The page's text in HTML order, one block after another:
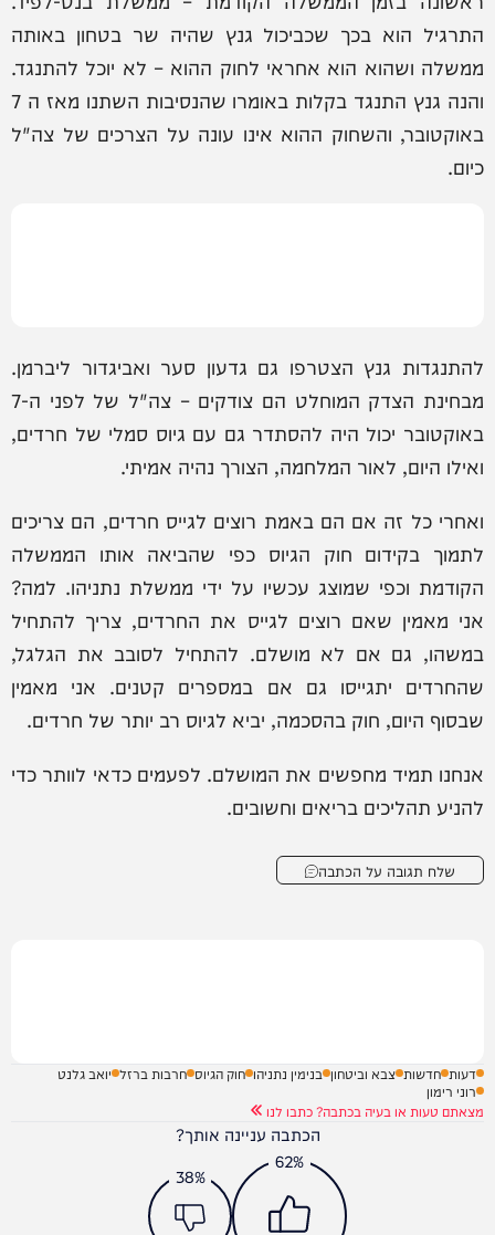
התרגיל הוא בכך שכביכול גנץ שהיה שר בטחון באותה
ממשלה ושהוא הוא אחראי לחוק ההוא – לא יוכל להתנגד.
והנה גנץ התנגד בקלות באומרו שהנסיבות השתנו מאז ה 7
באוקטובר, והשחוק ההוא אינו עונה על הצרכים של צה"ל
כיום.
להתנגדות גנץ הצטרפו גם גדעון סער ואביגדור ליברמן.
מבחינת הצדק המוחלט הם צודקים – צה"ל של לפני ה-7
באוקטובר יכול היה להסתדר גם עם גיוס סמלי של חרדים,
ואילו היום, לאור המלחמה, הצורך נהיה אמיתי.
ואחרי כל זה אם הם באמת רוצים לגייס חרדים, הם צריכים
לתמוך בקידום חוק הגיוס כפי שהביאה אותו הממשלה
הקודמת וכפי שמוצג עכשיו על ידי ממשלת נתניהו. למה?
אני מאמין שאם רוצים לגייס את החרדים, צריך להתחיל
במשהו, גם אם לא מושלם. להתחיל לסובב את הגלגל,
שהחרדים יתגייסו גם אם במספרים קטנים. אני מאמין
שבסוף היום, חוק בהסכמה, יביא לגיוס רב יותר של חרדים.
אנחנו תמיד מחפשים את המושלם. לפעמים כדאי לוותר כדי
להניע תהליכים בריאים וחשובים.
שלח תגובה על הכתבה
דעות חדשות צבא וביטחון בנימין נתניהו חוק הגיוס חרבות ברזל יואב גלנט
רוני רימון
מצאתם טעות או בעיה בכתבה? כתבו לנו
הכתבה עניינה אותך?
62%
38%